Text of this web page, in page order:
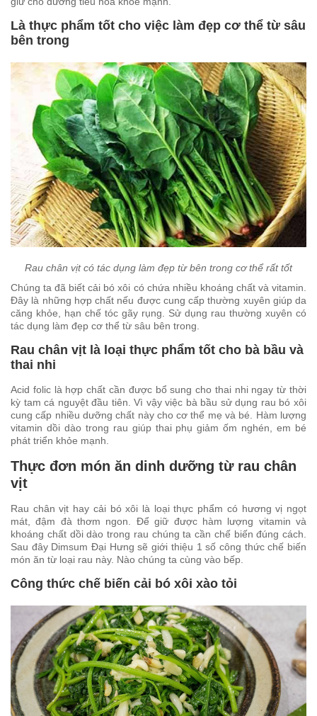
Là thực phẩm tốt cho việc làm đẹp cơ thể từ sâu
bên trong
Rau chân vịt có tác dụng làm đẹp từ bên trong cơ thể rất tốt
Chúng ta đã biết cải bó xôi có chứa nhiều khoáng chất và vitamin.
Đây là những hợp chất nếu được cung cấp thường xuyên giúp da
căng khỏe, hạn chế tóc gãy rụng. Sử dụng rau thường xuyên có
tác dụng làm đẹp cơ thể từ sâu bên trong.
Rau chân vịt là loại thực phẩm tốt cho bà bầu và
thai nhi
Acid folic là hợp chất cần được bổ sung cho thai nhi ngay từ thời
kỳ tam cá nguyệt đầu tiên. Vì vậy việc bà bầu sử dụng rau bó xôi
cung cấp nhiều dưỡng chất này cho cơ thể mẹ và bé. Hàm lượng
vitamin dồi dào trong rau giúp thai phụ giảm ốm nghén, em bé
phát triển khỏe mạnh.
Thực đơn món ăn dinh dưỡng từ rau chân
vịt
Rau chân vịt hay cải bó xôi là loại thực phẩm có hương vị ngọt
mát, đậm đà thơm ngon. Để giữ được hàm lượng vitamin và
khoáng chất dồi dào trong rau chúng ta cần chế biến đúng cách.
Sau đây Dimsum Đại Hưng sẽ giới thiệu 1 số công thức chế biến
món ăn từ loại rau này. Nào chúng ta cùng vào bếp.
Công thức chế biến cải bó xôi xào tỏi